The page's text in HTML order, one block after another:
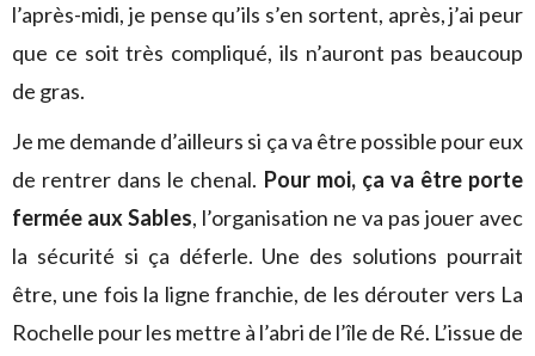
l’après-midi, je pense qu’ils s’en sortent, après, j’ai peur
que ce soit très compliqué, ils n’auront pas beaucoup
de gras.
Je me demande d’ailleurs si ça va être possible pour eux
de rentrer dans le chenal. Pour moi, ça va être porte
fermée aux Sables, l’organisation ne va pas jouer avec
la sécurité si ça déferle. Une des solutions pourrait
être, une fois la ligne franchie, de les dérouter vers La
Rochelle pour les mettre à l’abri de l’île de Ré. L’issue de